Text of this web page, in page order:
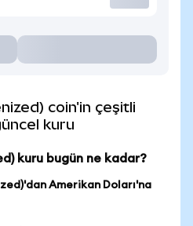
coin'in çeşitli
kuru
kuru bugün ne kadar?
Amerikan Doları'na